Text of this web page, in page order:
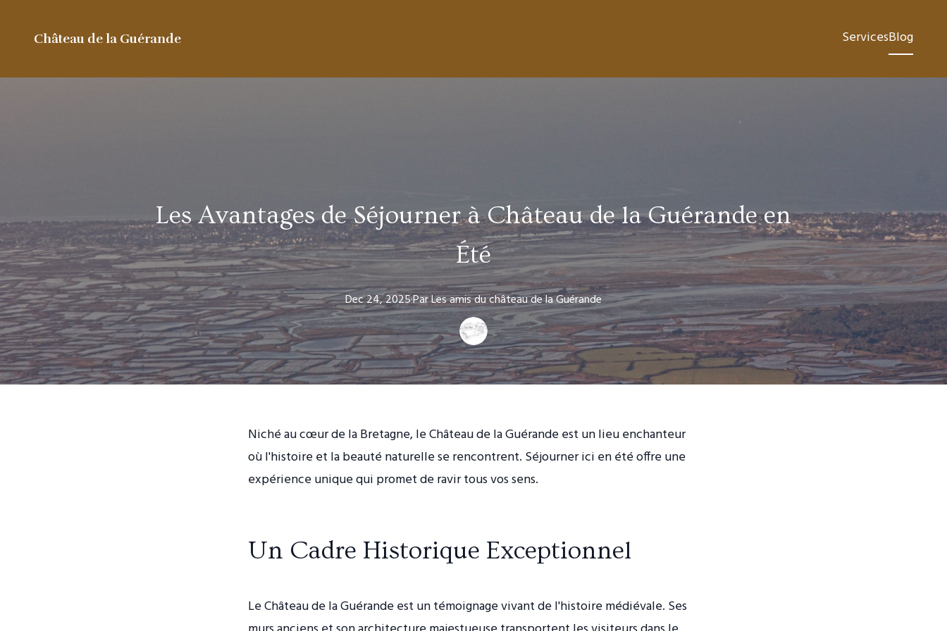
Château de la Guérande ServicesBlog
Les Avantages de Séjourner à Château de la Guérande en
Été
Dec 24, 2025·ParLes amisdu château de la Guérande
Niché au cœur de la Bretagne, le Château de la Guérande est un lieu enchanteur
où l'histoire et la beauté naturelle se rencontrent. Séjourner ici en été offre une
expérience unique qui promet de ravir tous vos sens.
Un Cadre Historique Exceptionnel
Le Château de la Guérande est un témoignage vivant de l'histoire médiévale. Ses